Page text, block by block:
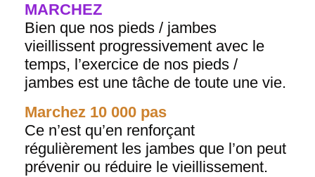
MARCHEZ
Bien que nos pieds / jambes
vieillissent progressivement avec le
temps, l’exercice de nos pieds /
jambes est une tâche de toute une vie.
Marchez 10 000 pas
Ce n’est qu’en renforçant
régulièrement les jambes que l’on peut
prévenir ou réduire le vieillissement.